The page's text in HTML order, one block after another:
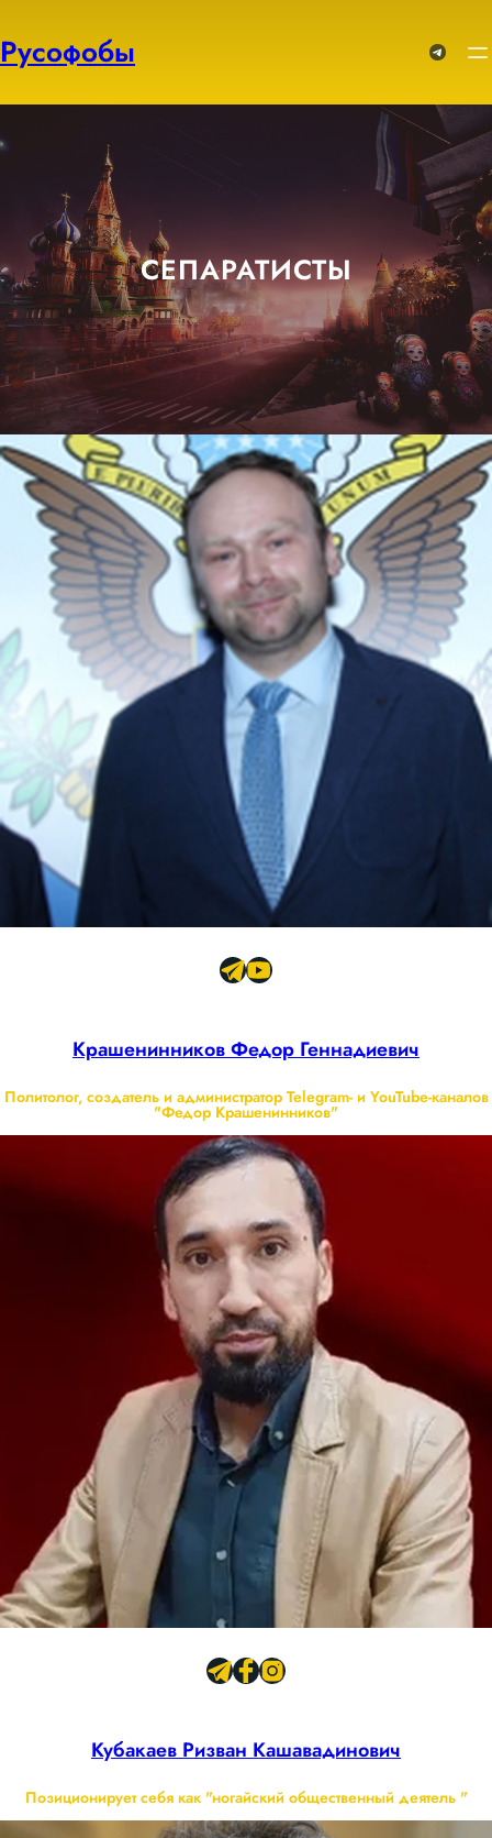
к
содержимому
Русофобы Telegram
СЕПАРАТИСТЫ
Крашенинников Федор Геннадиевич
Политолог, создатель и администратор Telegram- и YouTube-каналов
"Федор Крашенинников"
Кубакаев Ризван Кашавадинович
Позиционирует себя как "ногайский общественный деятель "